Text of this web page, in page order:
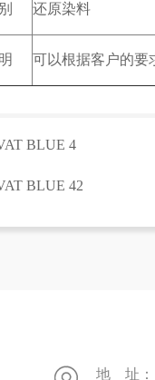
还原染料
可以根据客户的要
BLUE 4
BLUE 42
地 址：